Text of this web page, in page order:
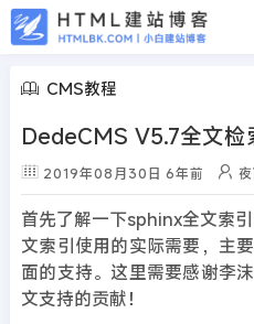
CMS教程
DedeCMS V5.7全文检
2019年08月30日 6年前
首先了解一下sphinx全文索
文索引使用的实际需要，主
面的支持。这里需要感谢李
文支持的贡献！